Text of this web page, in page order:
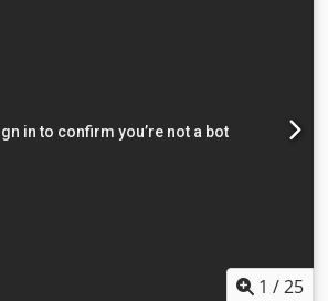
, phanh:khác, Năm sản xuất:2026
, giờ
1 /25